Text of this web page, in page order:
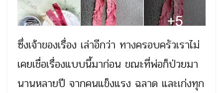
ซึ่งเจ้าของเรื่อง เล่าอีกว่า ทางครอบครัวเราไม่
เคยเชื่อเรื่องแบบนี้มาก่อน ขณะที่พ่อก็ป่วยมา
นานหลายปี จากคนแข็งแรง ฉลาด และเก่งทุก